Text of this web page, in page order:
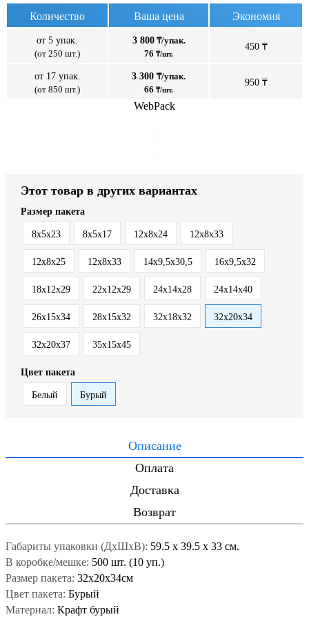
Количество Ваша цена Экономия
от 5 упак.
(от 250 шт.)
3 800₸/упак.
76 ₸/шт.
450 ₸
от 17 упак.
(от 850 шт.)
3 300 ₸/упак.
66 ₸/шт.
950 ₸
WebPack
Этот товар в других вариантах
Размер пакета
8x5x23 8х5х17 12x8x24 12x8x33
12х8х25 12х8х33 14x9,5x30,5 16x9,5x32
18х12х29 22х12х29 24х14х28 24х14х40
26х15х34 28x15x32 32x18x32 32х20х34
32х20х37 35x15x45
Цвет пакета
Белый Бурый
Описание
Оплата
Доставка
Возврат
Габариты упаковки (ДxШxВ): 59.5 x 39.5 x 33 см.
В коробке/мешке: 500 шт. (10 уп.)
Размер пакета: 32х20х34см
Цвет пакета: Бурый
Материал: Крафт бурый